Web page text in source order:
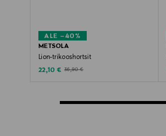
ALE –40%
METSOLA
Lion-trikooshortsit
Discounted Price
22,10 € Original Price
36,90 €